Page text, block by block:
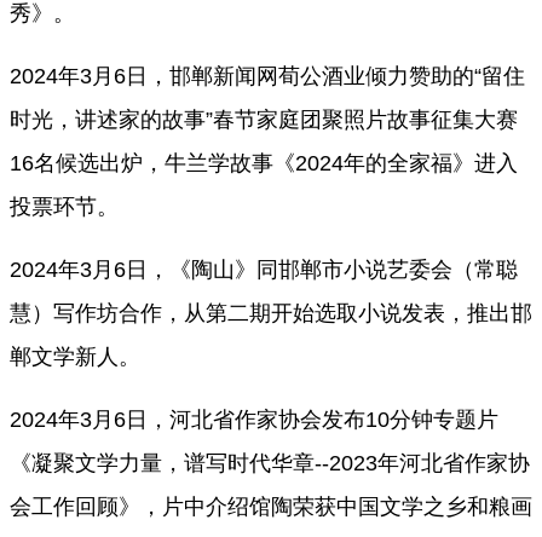
秀》。
2024年3月6日，邯郸新闻网 荀公酒业倾力赞助的“留住
时光，讲述家的故事”春节家庭团聚照片故事征集大赛
16名候选出炉，牛兰学故事《2024年的全家福》进入
投票环节。
2024年3月6日，《陶山》同邯郸市小说艺委会（常聪
慧）写作坊合作，从第二期开始选取小说发表，推出邯
郸文学新人。
2024年3月6日，河北省作家协会发布10分钟专题片
《凝聚文学力量，谱写时代华章--2023年河北省作家协
会工作回顾》，片中介绍馆陶荣获中国文学之乡和粮画